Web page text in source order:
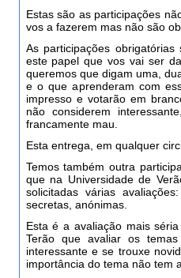
Estas são as participações
vos a fazerem mas não são
As participações
este papel que vos vai ser
queremos que digam uma,
e o que aprenderam com
impresso e votarão em
não considerem
francamente mau.
Esta entrega, em qualquer
Temos também outra
que na Universidade de
solicitadas várias
secretas, anónimas.
Esta é a avaliação mais
Terão que avaliar os
interessante e se trouxe
importância do tema não tem